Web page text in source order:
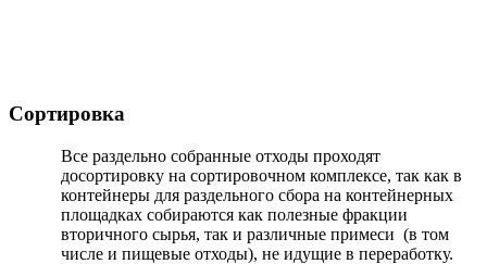
Сортировка
Все раздельно собранные отходы проходят
досортировку на сортировочном комплексе, так как в
контейнеры для раздельного сбора на контейнерных
площадках собираются как полезные фракции
вторичного сырья, так и различные примеси (в том
числе и пищевые отходы), не идущие в переработку.